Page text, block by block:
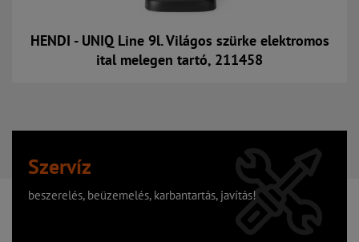
HENDI - UNIQ Line 9l. Világos szürke elektromos
ital melegen tartó, 211458
Kosárba
Szervíz
beszerelés, beüzemelés, karbantartás, javítás!